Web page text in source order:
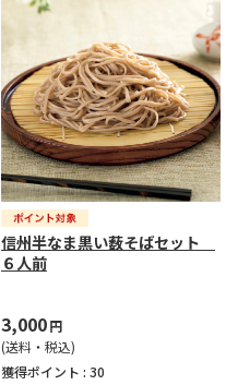
信州半なま黒い薮そばセット
６人前
3,000円
(送料・税込)
獲得ポイント : 30